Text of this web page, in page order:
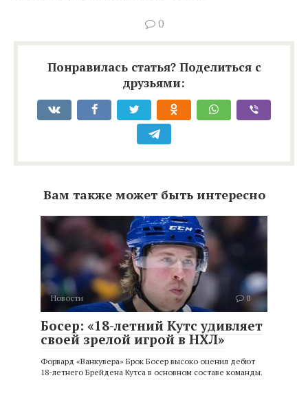
0
Понравилась статья? Поделиться с
друзьями:
Вам также может быть интересно
Новости 0
Босер: «18-летний Кутс удивляет
своей зрелой игрой в НХЛ»
Форвард «Ванкувера» Брок Босер высоко оценил дебют
18-летнего Брейдена Кутса в основном составе команды.